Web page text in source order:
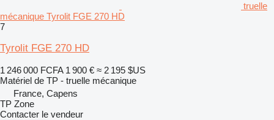
truelle
mécanique Tyrolit FGE 270 HD
7
Tyrolit FGE 270 HD
1 246 000 FCFA 1 900 € ≈ 2 195 $US
Matériel de TP - truelle mécanique
France, Capens
TP Zone
Contacter le vendeur